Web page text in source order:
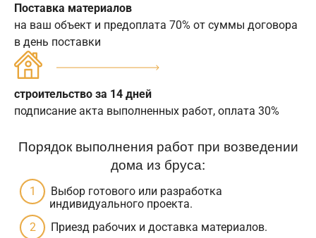
Поставка материалов
на ваш объект и предоплата 70% от суммы договора
в день поставки
строительство за 14 дней
подписание акта выполненных работ, оплата 30%
Порядок выполнения работ при возведении
дома из бруса:
Выбор готового или разработка
индивидуального проекта.
Приезд рабочих и доставка материалов.